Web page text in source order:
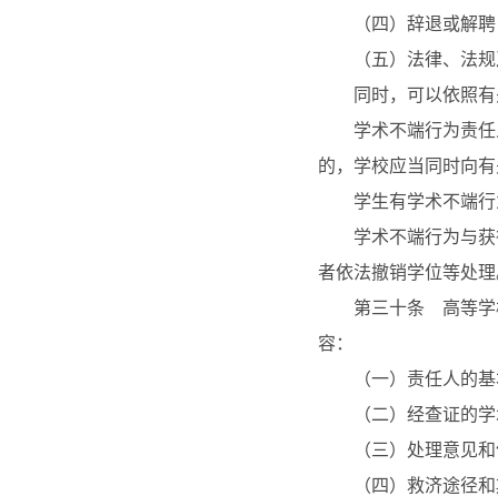
（四）辞退或解聘
（五）法律、法规
同时，可以依照有
学术不端行为责任
的，学校应当同时向
学生有学术不端行
学术不端行为与获
者依法撤销学位等处
第三十条 高等学校
容：
（一）责任人的基
（二）经查证的学
（三）处理意见和
（四）救济途径和